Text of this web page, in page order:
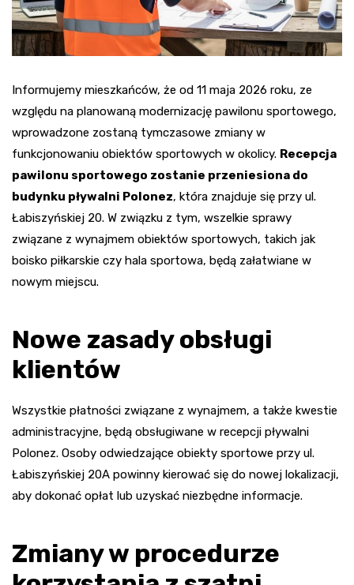
Informujemy mieszkańców, że od 11 maja 2026 roku, ze
względu na planowaną modernizację pawilonu sportowego,
wprowadzone zostaną tymczasowe zmiany w
funkcjonowaniu obiektów sportowych w okolicy. Recepcja
pawilonu sportowego zostanie przeniesiona do
budynku pływalni Polonez, która znajduje się przy ul.
Łabiszyńskiej 20. W związku z tym, wszelkie sprawy
związane z wynajmem obiektów sportowych, takich jak
boisko piłkarskie czy hala sportowa, będą załatwiane w
nowym miejscu.
Nowe zasady obsługi
klientów
Wszystkie płatności związane z wynajmem, a także kwestie
administracyjne, będą obsługiwane w recepcji pływalni
Polonez. Osoby odwiedzające obiekty sportowe przy ul.
Łabiszyńskiej 20A powinny kierować się do nowej lokalizacji,
aby dokonać opłat lub uzyskać niezbędne informacje.
Zmiany w procedurze